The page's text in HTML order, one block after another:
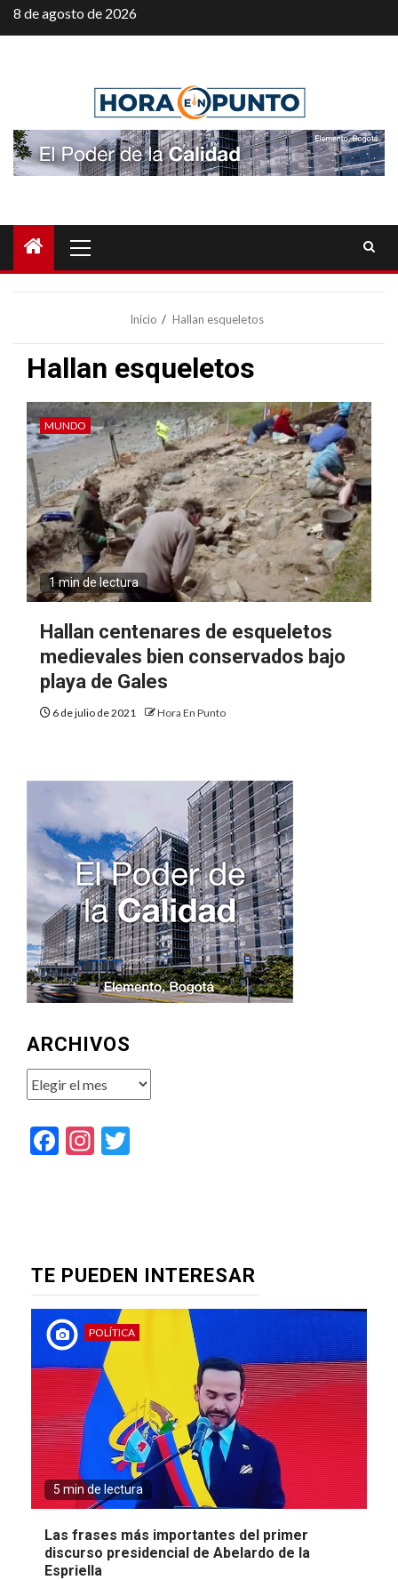
Saltar
al
8 de agosto de 2026
principal
Inicio Hallan esqueletos
Hallan esqueletos
MUNDO
1 min de lectura
Hallan centenares de esqueletos
medievales bien conservados bajo
playa de Gales
6 de julio de 2021 Hora En Punto
ARCHIVOS
Archivos
Facebook
Instagram
TE PUEDEN INTERESAR
POLÍTICA
5 min de lectura
Las frases más importantes del primer
discurso presidencial de Abelardo de la
Espriella